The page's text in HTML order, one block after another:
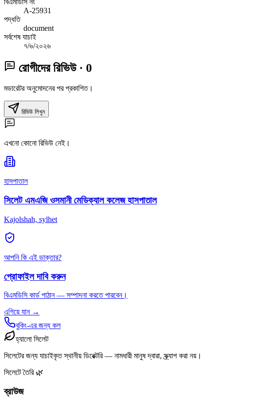
A-25931
পদ্ধতি
document
সর্বশেষ যাচাই
৭/৬/২০২৬
রোগীদের রিভিউ · 0
মডারেটর অনুমোদনের পর প্রকাশিত।
রিভিউ লিখুন
এখনো কোনো রিভিউ নেই।
হাসপাতাল
সিলেট এমএজি ওসমানী মেডিক্যাল কলেজ হাসপাতাল
Kajolshah, sylhet
আপনি কি এই ডাক্তার?
প্রোফাইল দাবি করুন
বিএমডিসি কার্ড পাঠান — সম্পাদনা করতে পারবেন।
এগিয়ে যান →
বুকিং-এর জন্য কল
হ্যালো সিলেট
সিলেটের জন্য যাচাইকৃত স্থানীয় ডিরেক্টরি — নামধারী মানুষ দ্বারা, স্ক্র্যাপ করা নয়।
সিলেটে তৈরি 🌿
ব্রাউজ